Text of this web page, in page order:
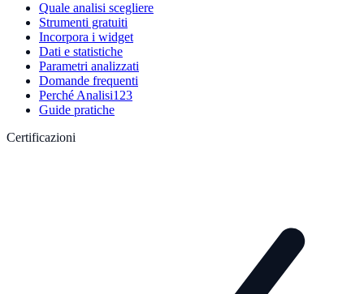
Quale analisi scegliere
Strumenti gratuiti
Incorpora i widget
Dati e statistiche
Parametri analizzati
Domande frequenti
Perché Analisi123
Guide pratiche
Certificazioni